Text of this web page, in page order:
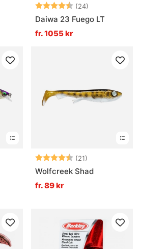
5 stjärnorBetyg: (24)
Daiwa 23 Fuego LT
fr. 1055 kr
5 stjärnorBetyg: (21)
Wolfcreek Shad
fr. 89 kr